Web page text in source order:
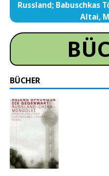
Russland; Babuschkas
Altai,
BÜCHER